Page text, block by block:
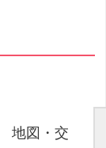
地図・交